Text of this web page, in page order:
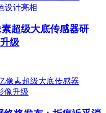
超级大底传感器研
级